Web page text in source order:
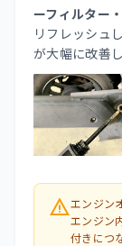
ーフィルター
リフレッシュ
が大幅に改善
warningエンジン
エンジン
付きにつ